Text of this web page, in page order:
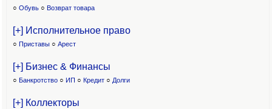
○ Обувь ○ Возврат товара
[+] Исполнительное право
○ Приставы ○ Арест
[+] Бизнес & Финансы
○ Банкротство ○ ИП ○ Кредит ○ Долги
[+] Коллекторы